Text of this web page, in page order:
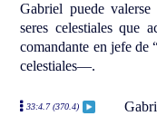
Gabriel puede
seres celestiales que
comandante en jefe de
celestiales—.
33:4.7 (370.4)